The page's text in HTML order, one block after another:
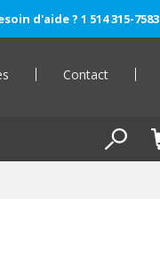
d'aide ? 1 514 315-7583
Contact